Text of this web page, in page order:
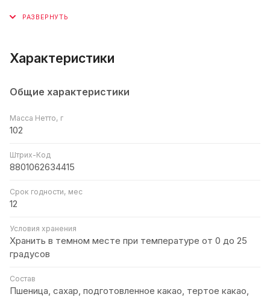
Характеристики
Общие характеристики
Масса Нетто, г
102
Штрих-Код
8801062634415
Срок годности, мес
12
Условия хранения
Хранить в темном месте при температуре от 0 до 25
градусов
Состав
Пшеница, сахар, подготовленное какао, тертое какао,